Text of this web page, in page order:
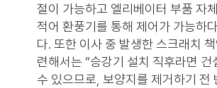
절이 가능하고 엘리베이터 부품 자
적어 환풍기를 통해 제어가 가능하
다. 또한 이사 중 발생한 스크래치
련해서는 “승강기 설치 직후라면 건
수 있으므로, 보양지를 제거하기 전